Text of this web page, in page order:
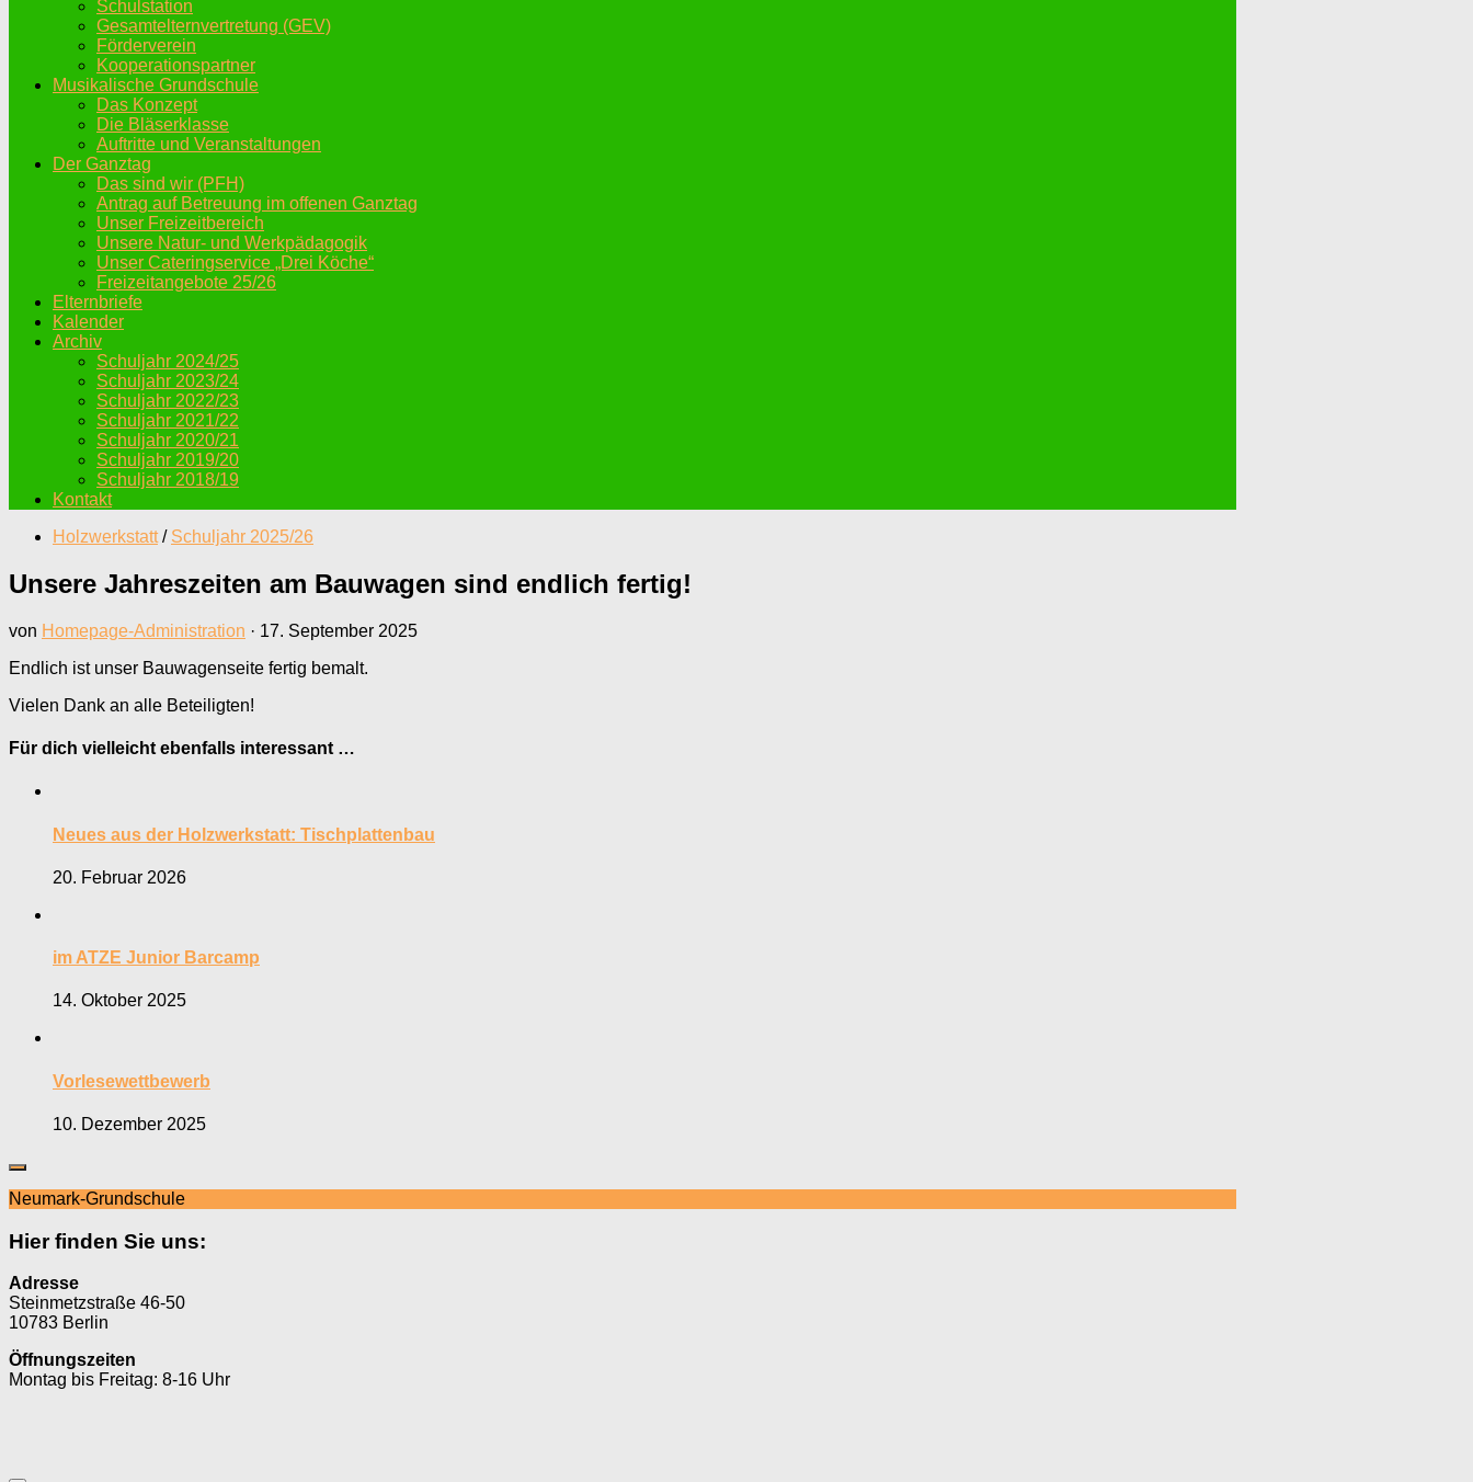
Schulstation
Gesamtelternvertretung (GEV)
Förderverein
Kooperationspartner
Musikalische Grundschule
Das Konzept
Die Bläserklasse
Auftritte und Veranstaltungen
Der Ganztag
Das sind wir (PFH)
Antrag auf Betreuung im offenen Ganztag
Unser Freizeitbereich
Unsere Natur- und Werkpädagogik
Unser Cateringservice „Drei Köche“
Freizeitangebote 25/26
Elternbriefe
Kalender
Archiv
Schuljahr 2024/25
Schuljahr 2023/24
Schuljahr 2022/23
Schuljahr 2021/22
Schuljahr 2020/21
Schuljahr 2019/20
Schuljahr 2018/19
Kontakt
Holzwerkstatt / Schuljahr 2025/26
Unsere Jahreszeiten am Bauwagen sind endlich fertig!
von Homepage-Administration · 17. September 2025
Endlich ist unser Bauwagenseite fertig bemalt.
Vielen Dank an alle Beteiligten!
Für dich vielleicht ebenfalls interessant …
Neues aus der Holzwerkstatt: Tischplattenbau
20. Februar 2026
im ATZE Junior Barcamp
14. Oktober 2025
Vorlesewettbewerb
10. Dezember 2025
Neumark-Grundschule
Hier finden Sie uns:
Adresse
Steinmetzstraße 46-50
10783 Berlin
Öffnungszeiten
Montag bis Freitag: 8-16 Uhr